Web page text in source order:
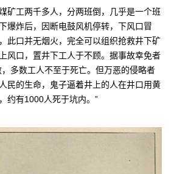
工两千多人，分两班倒，几乎是一个班
爆炸后，因断电鼓风机停转，下风口冒
此口并无烟火，完全可以组织抢救井下矿
风口，置井下工人于不顾。据事故幸免者
，多数工人不至于死亡。但万恶的侵略者
民的生命，鬼子逼着井上的人在井口用黄
约有1000人死于坑内。”